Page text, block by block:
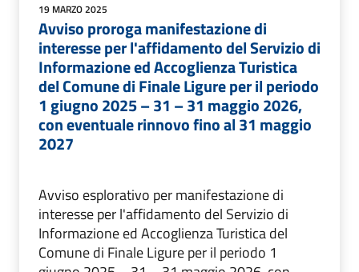
19 MARZO 2025
Avviso proroga manifestazione di
interesse per l'affidamento del Servizio di
Informazione ed Accoglienza Turistica
del Comune di Finale Ligure per il periodo
1 giugno 2025 – 31 – 31 maggio 2026,
con eventuale rinnovo fino al 31 maggio
2027
Avviso esplorativo per manifestazione di
interesse per l'affidamento del Servizio di
Informazione ed Accoglienza Turistica del
Comune di Finale Ligure per il periodo 1